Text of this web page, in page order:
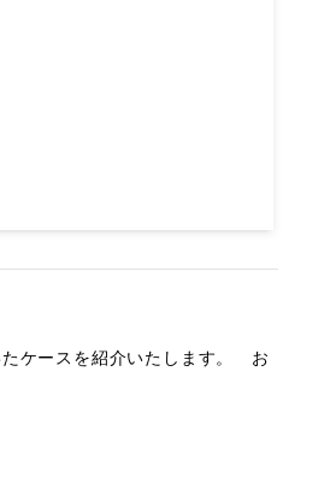
たケースを紹介いたします。 お